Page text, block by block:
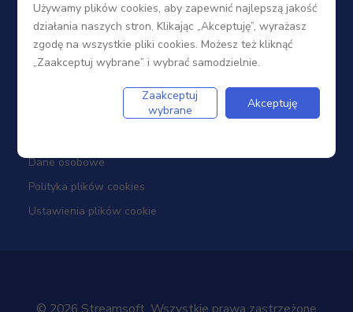
Szkolenia
Portal Partnera
Dane osobowe
Polityka plików cookies
Ustawienia plików cookie
Używamy plików cookies, aby zapewnić najlepszą jakość
działania naszych stron. Klikając „Akceptuję”, wyrażasz
zgodę na wszystkie pliki cookies. Możesz też kliknąć
„Zaakceptuj wybrane” i wybrać samodzielnie.
Zaakceptuj
wybrane
Akceptuję